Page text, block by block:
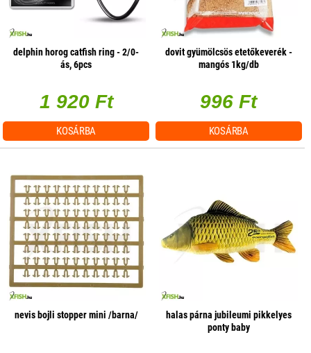
delphin horog catfish ring - 2/0-
ás, 6pcs
1 920 Ft
KOSÁRBA
dovit gyümölcsös etetőkeverék -
mangós 1kg/db
996 Ft
KOSÁRBA
nevis bojli stopper mini /barna/
halas párna jubileumi pikkelyes
ponty baby